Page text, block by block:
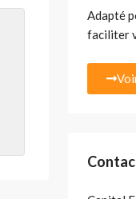
Adapté
faciliter